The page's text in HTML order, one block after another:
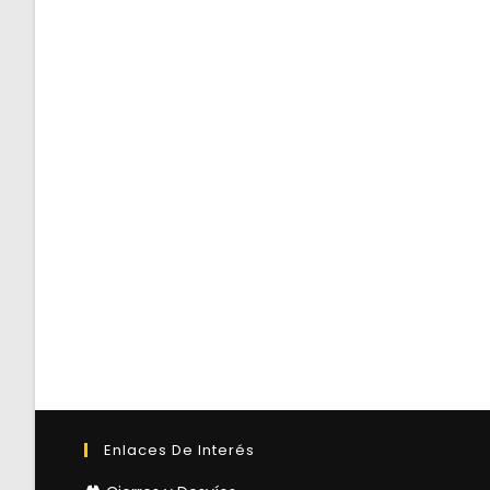
Enlaces De Interés